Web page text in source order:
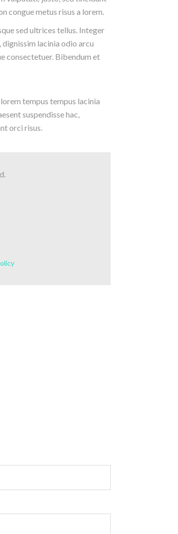
congue metus risus a lorem.
sed ultrices tellus. Integer
lacinia odio arcu
consectetuer. Bibendum et
tempus tempus lacinia
suspendisse hac,
orci risus.